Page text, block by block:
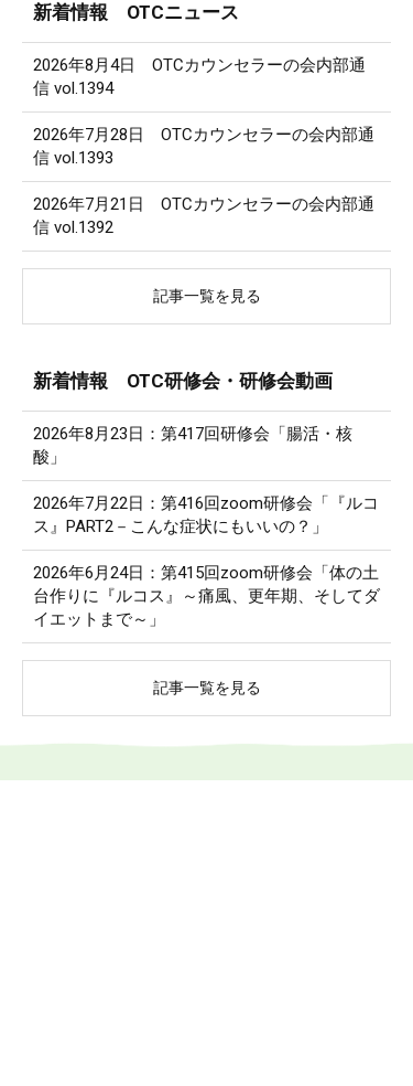
新着情報 OTCニュース
2026年8月4日 OTCカウンセラーの会内部通
信 vol.1394
2026年7月28日 OTCカウンセラーの会内部通
信 vol.1393
2026年7月21日 OTCカウンセラーの会内部通
信 vol.1392
記事一覧を見る
新着情報 OTC研修会・研修会動画
2026年8月23日：第417回研修会「腸活・核
酸」
2026年7月22日：第416回zoom研修会「『ルコ
ス』PART2－こんな症状にもいいの？」
2026年6月24日：第415回zoom研修会「体の土
台作りに『ルコス』～痛風、更年期、そしてダ
イエットまで～」
記事一覧を見る